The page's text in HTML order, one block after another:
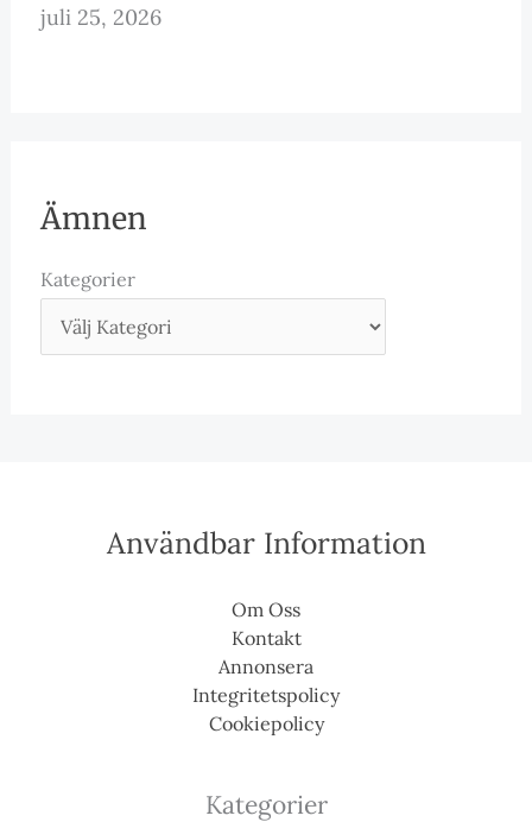
juli 25, 2026
Ämnen
Kategorier
Användbar Information
Om Oss
Kontakt
Annonsera
Integritetspolicy
Cookiepolicy
Kategorier